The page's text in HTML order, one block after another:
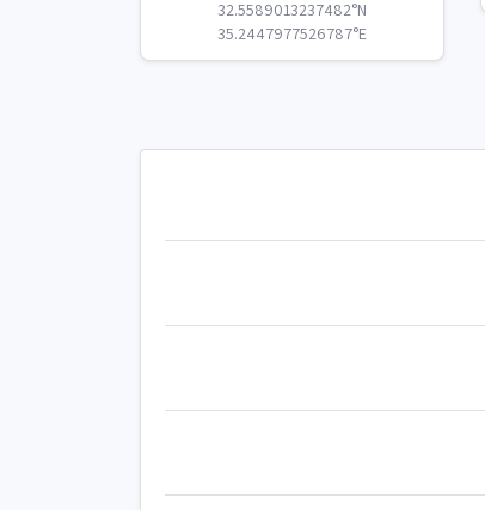
32.5589013237482°N
35.2447977526787°E